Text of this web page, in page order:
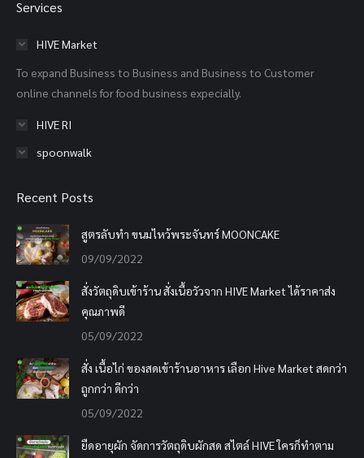
opens
window
opens
windowwindow
Services
HIVE Market
To expand Business to Business and Business to Customer
online channels for food business expecially.
HIVE RI
spoonwalk
Recent Posts
สูตรลับทำ ขนมไหว้พระจันทร์ MOONCAKE
09/09/2022
สั่งวัตถุดิบเข้าร้าน สั่งเนื้อวัวจาก HIVE Market ได้ราคาส่ง
คุณภาพดี
05/09/2022
สั่ง เนื้อไก่ ของสดเข้าร้านอาหาร เลือก Hive Market สดกว่า
ถูกกว่า ดีกว่า
05/09/2022
ยืดอายุผัก จัดการวัตถุดิบผักสด สไตล์ HIVE ใครก็ทำตาม